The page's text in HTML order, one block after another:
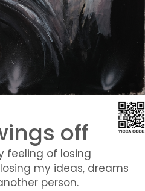
off
feeling of losing
my ideas, dreams
person.